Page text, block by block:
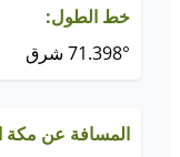
خط الطول:
71.398° شرق
المسافة عن مكة